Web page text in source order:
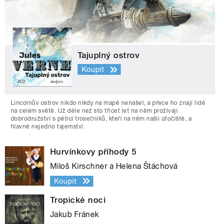
Tajuplný ostrov
Koupit
Lincolnův ostrov nikdo nikdy na mapě nenašel, a přece ho znají lidé
na celém světě. Už déle než sto třicet let na něm prožívají
dobrodružství s pěticí trosečníků, kteří na něm našli útočiště, a
hlavně nejedno tajemství.
Hurvínkovy příhody 5
Miloš Kirschner a Helena Štáchová
Koupit
Tropické noci
Jakub Fránek